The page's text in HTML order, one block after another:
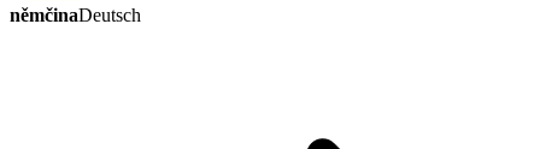
němčinaDeutsch